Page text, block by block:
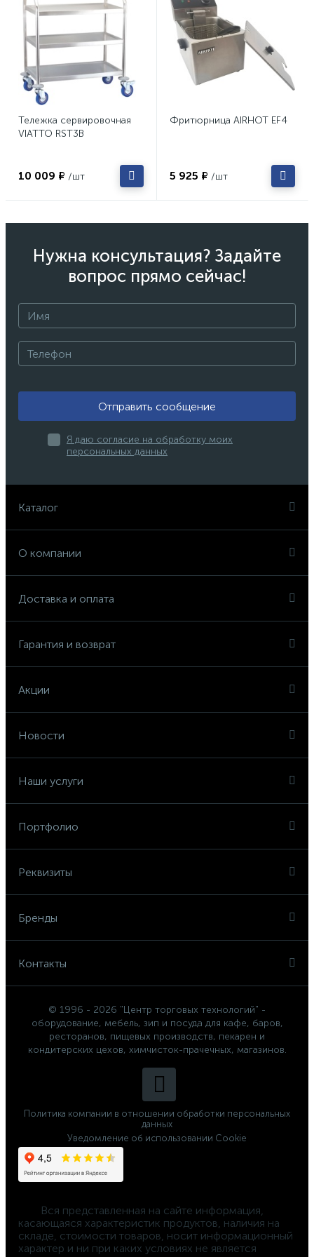
Тележка сервировочная
VIATTO RST3B
10 009 ₽ /шт
Фритюрница AIRHOT EF4
5 925 ₽ /шт
Нужна консультация? Задайте
вопрос прямо сейчас!
Отправить сообщение
Я даю согласие на обработку моих
персональных данных
Каталог
О компании
Доставка и оплата
Гарантия и возврат
Акции
Новости
Наши услуги
Портфолио
Реквизиты
Бренды
Контакты
© 1996 - 2026 "Центр торговых технологий" -
оборудование, мебель, зип и посуда для кафе, баров,
ресторанов, пищевых производств, пекарен и
кондитерских цехов, химчисток-прачечных, магазинов.
Политика компании в отношении обработки персональных
данных
Уведомление об использовании Cookie
касающаяся характеристик продуктов, наличия на
складе, стоимости товаров, носит информационный
характер и ни при каких условиях не является